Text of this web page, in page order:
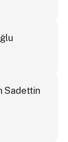
Sadettin